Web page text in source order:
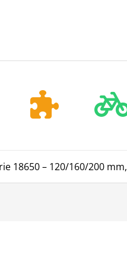
18650 – 120/160/200